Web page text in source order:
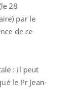
28
par le
de ce
: il peut
le Pr Jean-